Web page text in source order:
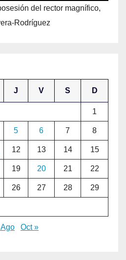
del rector magnífico,
Rodríguez
J V S D
1
5 6 7 8
12 13 14 15
19 20 21 22
26 27 28 29
Oct »